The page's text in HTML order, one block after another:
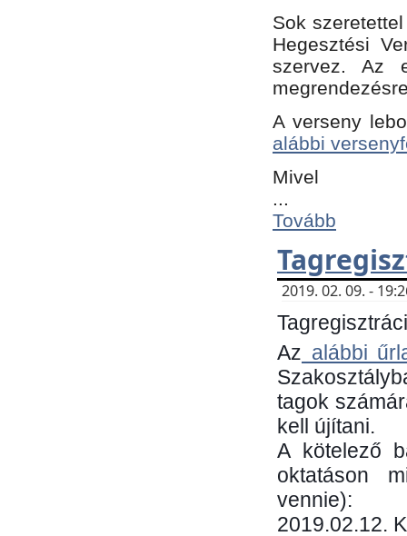
Sok
Hegesztési
szervez. Az
A verseny
alábbi
Mivel
...
Tovább
2019. 02. 09. -
Az alábbi
tagok
kell újítani.
​A kötelező
oktatáson
vennie):
​2019.02.12.